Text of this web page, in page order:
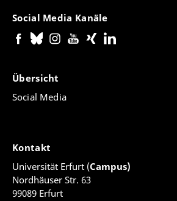
Nehmen Sie Kontakt zu uns auf
Social Media Kanäle
Übersicht
Social Media
Kontakt
Universität Erfurt (Campus)
Nordhäuser Str. 63
99089 Erfurt